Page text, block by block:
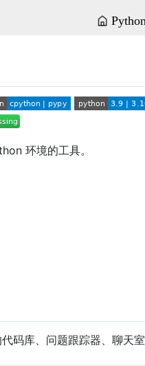
环境的工具。
码库、问题跟踪器、聊天